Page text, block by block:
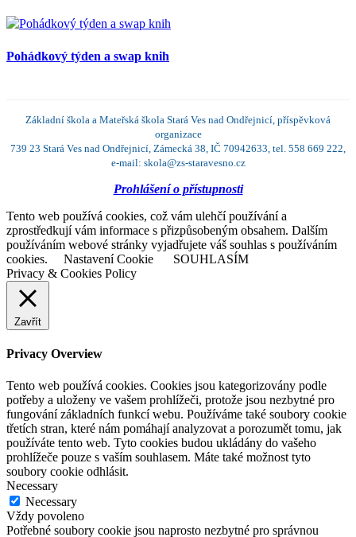
Pohádkový týden a swap knih
Základní škola a Mateřská škola Stará Ves nad Ondřejnicí, příspěvková
organizace
739 23 Stará Ves nad Ondřejnicí, Zámecká 38, IČ 70942633, tel. 558 669 222,
e-mail: skola@zs-staravesno.cz
Prohlášení o přístupnosti
Tento web používá cookies, což vám ulehčí používání a
zprostředkují vám informace s přizpůsobeným obsahem. Dalším
používáním webové stránky vyjadřujete váš souhlas s používáním
cookies.
Nastavení Cookie
SOUHLASÍM
Privacy & Cookies Policy
Zavřít
Privacy Overview
Tento web používá cookies. Cookies jsou kategorizovány podle
potřeby a uloženy ve vašem prohlížeči, protože jsou nezbytné pro
fungování základních funkcí webu. Používáme také soubory cookie
třetích stran, které nám pomáhají analyzovat a porozumět tomu, jak
používáte tento web. Tyto cookies budou ukládány do vašeho
prohlížeče pouze s vaším souhlasem. Máte také možnost tyto
soubory cookie odhlásit.
Necessary
Necessary
Vždy povoleno
Potřebné soubory cookie jsou naprosto nezbytné pro správnou